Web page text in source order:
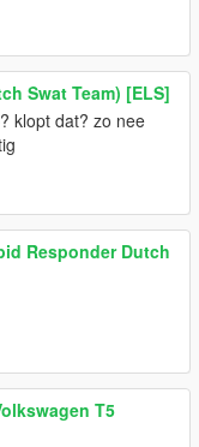
Swat Team) [ELS]
klopt dat? zo nee
Responder Dutch
T5